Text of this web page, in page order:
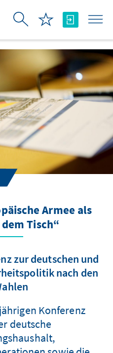
Armee als
Tisch“
zur deutschen und
nach den
Konferenz
deutsche